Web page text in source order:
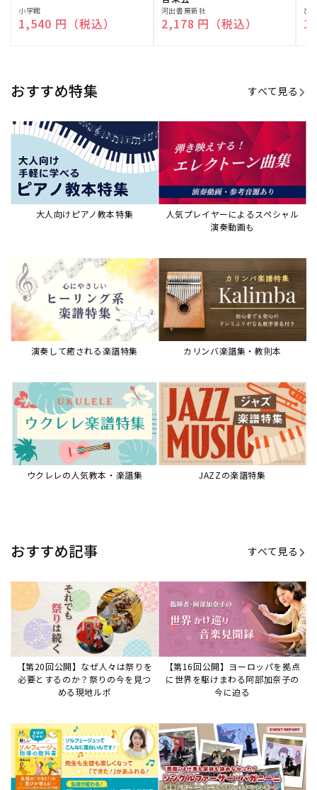
販
売
小学館
通常価格
1,540 円（税込）
販
売
河出書房新社
通常価格
2,178 円（税込）
販
売
ひ
おすすめ特集 すべて見る
大人向けピアノ教本特集
人気プレイヤーによるスペシャル
演奏動画も
演奏して癒される楽譜特集 カリンバ楽譜集・教則本
ウクレレの人気教本・楽譜集 JAZZの楽譜特集
おすすめ記事 すべて見る
【第20回公開】なぜ人々は祭りを
必要とするのか？祭りの今を見つ
める現地ルポ
【第16回公開】ヨーロッパを拠点
に世界を駆けまわる阿部加奈子の
今に迫る